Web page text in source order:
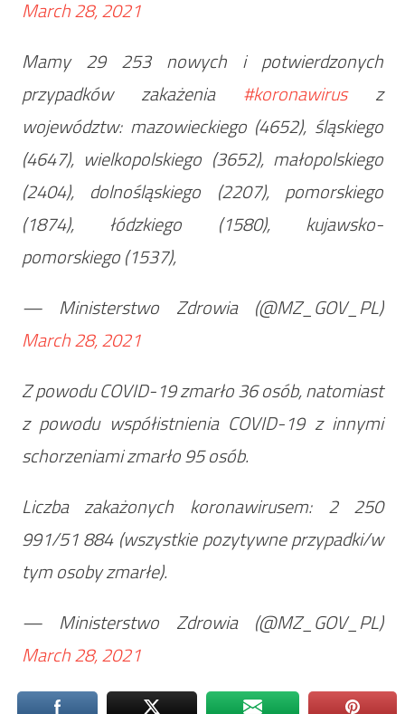
March 28, 2021
Mamy 29 253 nowych i potwierdzonych
przypadków zakażenia #koronawirusz
województw: mazowieckiego (4652), śląskiego
(4647), wielkopolskiego (3652), małopolskiego
(2404), dolnośląskiego (2207), pomorskiego
(1874), łódzkiego (1580), kujawsko-
pomorskiego (1537),
— Ministerstwo Zdrowia (@MZ_GOV_PL)
March 28, 2021
Z powodu COVID-19 zmarło 36 osób, natomiast
z powodu współistnienia COVID-19 z innymi
schorzeniami zmarło 95 osób.
Liczba zakażonych koronawirusem: 2 250
991/51 884 (wszystkie pozytywne przypadki/w
tym osoby zmarłe).
— Ministerstwo Zdrowia (@MZ_GOV_PL)
March 28, 2021